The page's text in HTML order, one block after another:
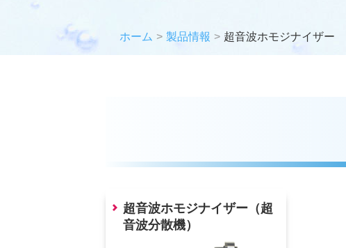
ホーム 製品情報 超音波ホモジナイザー
超音波ホモジナイザー（超
音波分散機）